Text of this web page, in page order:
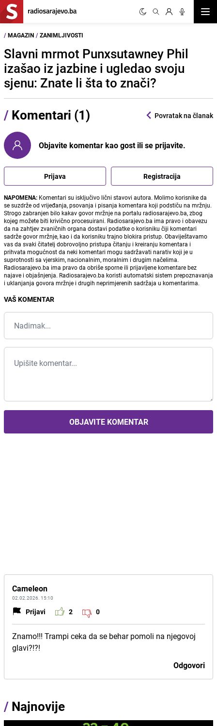
/ MAGAZIN / ZANIMLJIVOSTI
Slavni mrmot Punxsutawney Phil
izašao iz jazbine i ugledao svoju
sjenu: Znate li šta to znači?
/ Komentari (1) Povratak na članak
Objavite komentar kao gost ili se prijavite.
Prijava Registracija
NAPOMENA: Komentari su isključivo lični stavovi autora. Molimo korisnike da
se suzdrže od vrijeđanja, psovanja i pisanja komentara koji podstiču na mržnju.
Strogo zabranjen bilo kakav govor mržnje na portalu radiosarajevo.ba, zbog
kojeg možete biti krivično procesuirani. Radiosarajevo.ba ima pravo i obavezu
da na zahtjev zvaničnih organa dostavi podatke o korisniku čiji komentari
sadrže govor mržnje, kao i da korisniku trajno blokira pristup. Obaviještavamo
vas da svaki čitatelj dobrovoljno pristupa čitanju i kreiranju komentara i
prihvata mogućnost da neki komentari mogu sadržavati narativ koji je u
suprotnosti sa vjerskim, nacionalnim, moralnim i drugim načelima.
Radiosarajevo.ba ima pravo da obriše sporne ili prijavljene komentare bez
najave i objašnjenja. Radiosarajevo.ba koristi automatski sistem prepoznavanja
i uklanjanja govora mržnje i drugih neprimjerenih sadržaja u komentarima.
VAŠ KOMENTAR
OBJAVITE KOMENTAR
Cameleon
02.02.2026. 15:10
Prijavi 2 0
Znamo!!! Trampi ceka da se behar pomoli na njegovoj
glavi?!?!
Odgovori
/ Najnovije